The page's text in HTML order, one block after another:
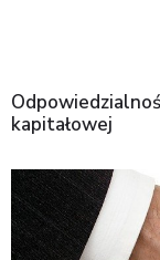
kapitałowej